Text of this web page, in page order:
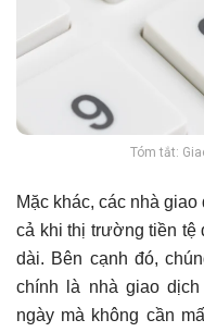
Tóm tắt:
Mặc khác, các nhà
cả khi thị trường tiền tệ
dài. Bên cạnh đó,
chính là nhà giao
ngày mà không cần